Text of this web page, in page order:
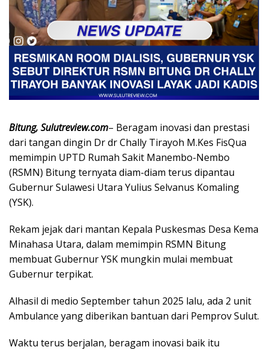
Bitung, Sulutreview.com– Beragam inovasi dan prestasi
dari tangan dingin Dr dr Chally Tirayoh M.Kes FisQua
memimpin UPTD Rumah Sakit Manembo-Nembo
(RSMN) Bitung ternyata diam-diam terus dipantau
Gubernur Sulawesi Utara Yulius Selvanus Komaling
(YSK).
Rekam jejak dari mantan Kepala Puskesmas Desa Kema
Minahasa Utara, dalam memimpin RSMN Bitung
membuat Gubernur YSK mungkin mulai membuat
Gubernur terpikat.
Alhasil di medio September tahun 2025 lalu, ada 2 unit
Ambulance yang diberikan bantuan dari Pemprov Sulut.
Waktu terus berjalan, beragam inovasi baik itu